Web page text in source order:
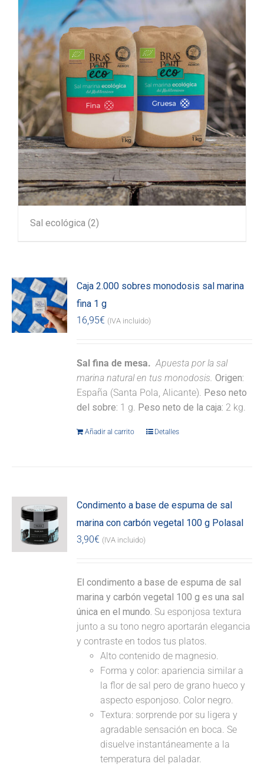
Sal ecológica (2)
Caja 2.000 sobres monodosis sal marina
fina 1 g
16,95€ (IVA incluido)
Sal fina de mesa. Apuesta por la sal
marina natural en tus monodosis. Origen:
España (Santa Pola, Alicante). Peso neto
del sobre: 1 g. Peso neto de la caja: 2 kg.
Añadir al carrito Detalles
Condimento a base de espuma de sal
marina con carbón vegetal 100 g Polasal
3,90€ (IVA incluido)
El condimento a base de espuma de sal
marina y carbón vegetal 100 g es una sal
única en el mundo. Su esponjosa textura
junto a su tono negro aportarán elegancia
y contraste en todos tus platos.
Alto contenido de magnesio.
Forma y color: apariencia similar a
la flor de sal pero de grano hueco y
aspecto esponjoso. Color negro.
Textura: sorprende por su ligera y
agradable sensación en boca. Se
disuelve instantáneamente a la
temperatura del paladar.